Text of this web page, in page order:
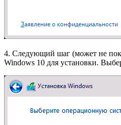
4. Следующий шаг (может не
Windows 10 для установки.